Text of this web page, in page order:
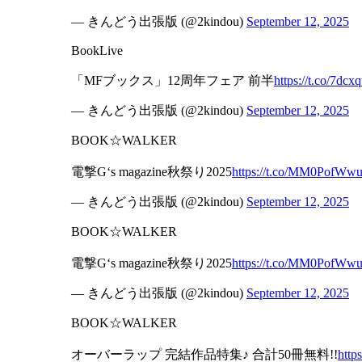
— きんどう出張版 (@2kindou) September 12, 2025
BookLive
「MFブックス」12周年フェア 前半https://t.co/
— きんどう出張版 (@2kindou) September 12, 2025
BOOK☆WALKER
電撃G‘s magazine秋祭り2025https://t.co/
— きんどう出張版 (@2kindou) September 12, 2025
BOOK☆WALKER
電撃G‘s magazine秋祭り2025https://t.co/
— きんどう出張版 (@2kindou) September 12, 2025
BOOK☆WALKER
オーバーラップ 完結作品特集♪ 合計50冊無料!!